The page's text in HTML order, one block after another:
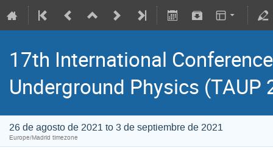
17th International
Underground Physics (TAUP
26 de agosto de 2021 to 3 de septiembre de 2021
Europe/Madrid timezone